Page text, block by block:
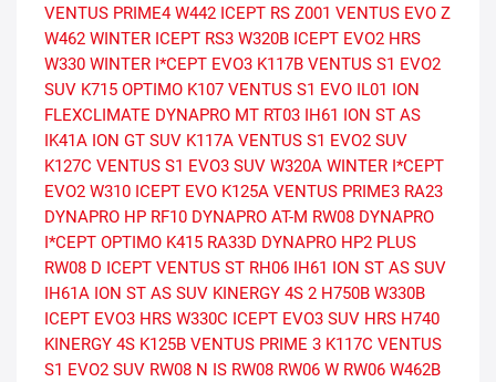
VENTUS PRIME4 W442 ICEPT RS Z001 VENTUS EVO Z
W462 WINTER ICEPT RS3 W320B ICEPT EVO2 HRS
W330 WINTER I*CEPT EVO3 K117B VENTUS S1 EVO2
SUV K715 OPTIMO K107 VENTUS S1 EVO IL01 ION
FLEXCLIMATE DYNAPRO MT RT03 IH61 ION ST AS
IK41A ION GT SUV K117A VENTUS S1 EVO2 SUV
K127C VENTUS S1 EVO3 SUV W320A WINTER I*CEPT
EVO2 W310 ICEPT EVO K125A VENTUS PRIME3 RA23
DYNAPRO HP RF10 DYNAPRO AT-M RW08 DYNAPRO
I*CEPT OPTIMO K415 RA33D DYNAPRO HP2 PLUS
RW08 D ICEPT VENTUS ST RH06 IH61 ION ST AS SUV
IH61A ION ST AS SUV KINERGY 4S 2 H750B W330B
ICEPT EVO3 HRS W330C ICEPT EVO3 SUV HRS H740
KINERGY 4S K125B VENTUS PRIME 3 K117C VENTUS
S1 EVO2 SUV RW08 N IS RW08 RW06 W RW06 W462B